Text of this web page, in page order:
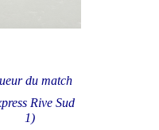
du match
Rive Sud
1)